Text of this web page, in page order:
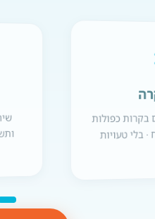
בקרות כפולות
בלי טעויות